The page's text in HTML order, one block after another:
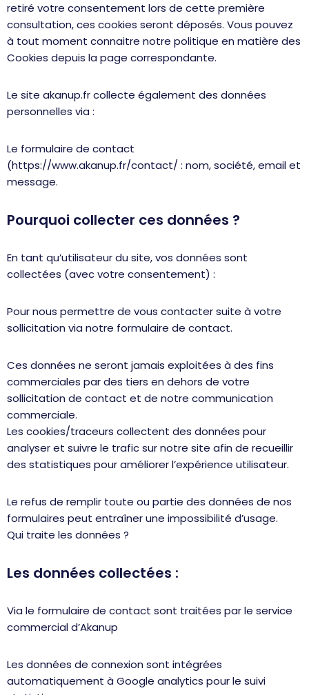
retiré votre consentement lors de cette première
consultation, ces cookies seront déposés. Vous pouvez
à tout moment connaitre notre politique en matière des
Cookies depuis la page correspondante.
Le site akanup.fr collecte également des données
personnelles via :
Le formulaire de contact
(https://www.akanup.fr/contact/ : nom, société, email et
message.
Pourquoi collecter ces données ?
En tant qu’utilisateur du site, vos données sont
collectées (avec votre consentement) :
Pour nous permettre de vous contacter suite à votre
sollicitation via notre formulaire de contact.
Ces données ne seront jamais exploitées à des fins
commerciales par des tiers en dehors de votre
sollicitation de contact et de notre communication
commerciale.
Les cookies/traceurs collectent des données pour
analyser et suivre le trafic sur notre site afin de recueillir
des statistiques pour améliorer l’expérience utilisateur.
Le refus de remplir toute ou partie des données de nos
formulaires peut entraîner une impossibilité d’usage.
Qui traite les données ?
Les données collectées :
Via le formulaire de contact sont traitées par le service
commercial d’Akanup
Les données de connexion sont intégrées
automatiquement à Google analytics pour le suivi